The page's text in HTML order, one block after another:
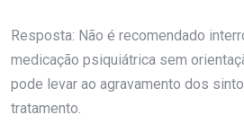
Resposta: Não é recomendado
medicação psiquiátrica sem
pode levar ao agravamento dos
tratamento.